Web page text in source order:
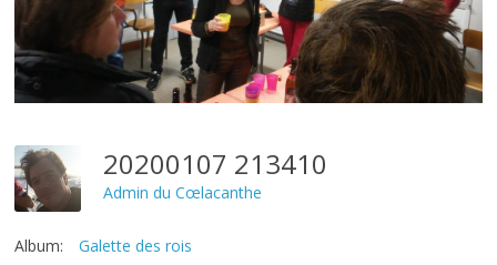
20200107 213410
Admin du Cœlacanthe
Album: Galette des rois